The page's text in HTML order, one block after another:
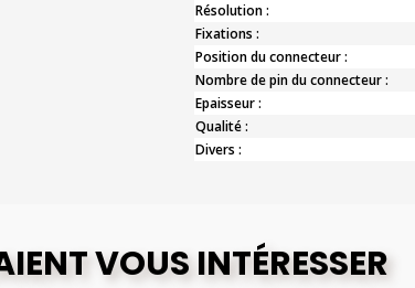
Résolution :
Fixations :
Position du connecteur :
Nombre de pin du connecteur :
Epaisseur :
Qualité :
Divers :
VOUS INTÉRESSER